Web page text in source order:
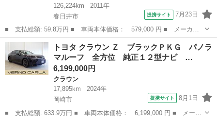
126,224km
2011年
春日井市
提携サイト 7月23日
■ 支払総額: 59.8万円 ■ 車両本体価格： 579,000 円 ■ メーカー
名： トヨタ ■ 車種名： クラウンハイブリッド ■ グレード
名： アニバーサリーエディション ナビＴＶ バックカメラ ＨＩ
Ｄ ＥＴＣ クル...
愛知 春日井市 クラウン
トヨタ クラウン Ｚ ブラックＰＫＧ パノラ
マルーフ 全方位 純正１２型ナビ …
6,199,000円
クラウン
17,895km
2024年
岡崎市
提携サイト 8月1日
■ 支払総額: 633.9万円 ■ 車両本体価格： 6,199,000 円 ■ メーカ